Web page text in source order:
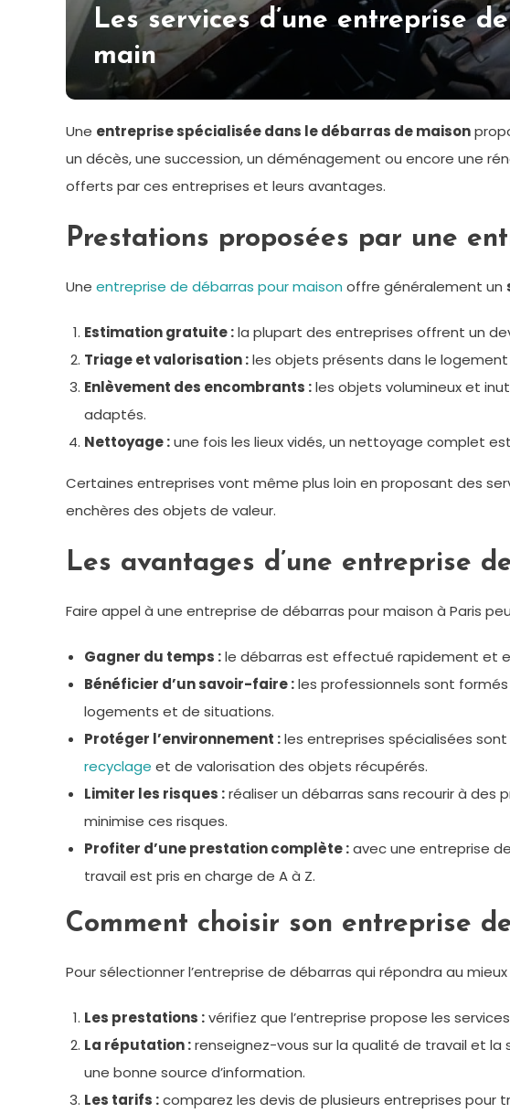
Les services d’une entreprise
main
Une entreprise spécialisée dans le débarras de maison
un décès, une succession, un déménagement ou encore une
offerts par ces entreprises et leurs avantages.
Prestations proposées par une
Une entreprise de débarras pour maison offre généralement un
Estimation gratuite :la plupart des entreprises offrent un
Triage et valorisation :les objets présents dans le
Enlèvement des encombrants :les objets volumineux et
adaptés.
Nettoyage :une fois les lieux vidés, un nettoyage complet
Certaines entreprises vont même plus loin en proposant des
enchères des objets de valeur.
Les avantages d’une entreprise
Faire appel à une entreprise de débarras pour maison à Paris
Gagner du temps :le débarras est effectué rapidement et
Bénéficier d’un savoir-faire :les professionnels sont
logements et de situations.
Protéger l’environnement :les entreprises spécialisées
recyclage et de valorisation des objets récupérés.
Limiter les risques :réaliser un débarras sans recourir à
minimise ces risques.
Profiter d’une prestation complète :avec une entreprise
travail est pris en charge de A à Z.
Comment choisir son entreprise
Pour sélectionner l’entreprise de débarras qui répondra au
Les prestations :vérifiez que l’entreprise propose les
La réputation :renseignez-vous sur la qualité de travail et
une bonne source d’information.
Les tarifs :comparez les devis de plusieurs entreprises pour